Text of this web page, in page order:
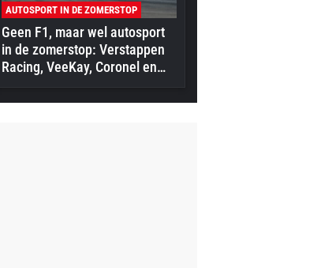
AUTOSPORT IN DE ZOMERSTOP
Geen F1, maar wel autosport
in de zomerstop: Verstappen
Racing, VeeKay, Coronel en
meer in actie